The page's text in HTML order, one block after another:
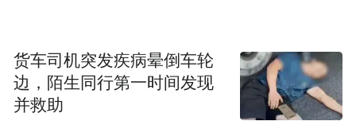
的终末期照护服务。本次大会汇聚国内顶尖
专家，引入标准化质控体系与人文服务新模
式，将有效补齐区域安宁疗护服务短板。王
货车司机突发疾病晕倒车轮
边，陌生同行第一时间发现
并救助